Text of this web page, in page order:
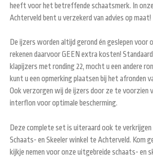
heeft voor het betreffende schaatsmerk. In
Achterveld bent u verzekerd van advies op maat!
De ijzers worden altijd gerond én geslepen voor
rekenen daarvoor GEEN extra kosten!
klapijzers met ronding 22, mocht u een andere
kunt u een opmerking plaatsen bij het afronden
Ook verzorgen wij de ijzers door ze te voorzien
interflon voor optimale bescherming.
Deze complete set is uiteraard ook te verkrijgen
Schaats- en Skeeler winkel te Achterveld. Kom
kijkje nemen voor onze uitgebreide schaats- en